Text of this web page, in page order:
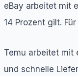
eBay arbeitet mit
14 Prozent gilt.
Temu arbeitet mit
und schnelle